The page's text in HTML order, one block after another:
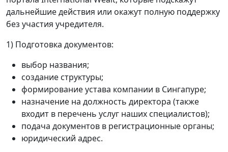
дальнейшие действия или окажут полную поддержку
без участия учредителя.
1) Подготовка документов:
выбор названия;
создание структуры;
формирование устава компании в Сингапуре;
назначение на должность директора (также
входит в перечень услуг наших специалистов);
подача документов в регистрационные органы;
юридический адрес.